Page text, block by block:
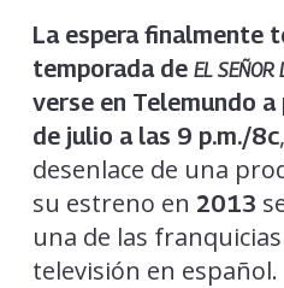
La espera finalmente
temporada de EL SEÑOR
verse en Telemundo
de julio a las 9 p.m./8c
desenlace de una
su estreno en 2013
una de las
televisión en español.